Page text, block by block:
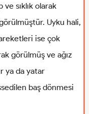
ve sıklık olarak
Uyku hali,
ise çok
görülmüş ve ağız
ya da yatar
baş dönmesi